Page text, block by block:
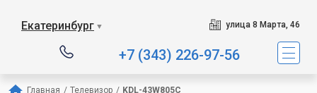
Екатеринбург ▼ улица 8 Марта, 46
+7 (343) 226-97-56
Главная / Телевизор / KDL-43W805C